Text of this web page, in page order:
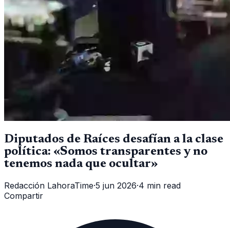
Diputados de Raíces desafían a la clase
política: «Somos transparentes y no
tenemos nada que ocultar»
Redacción LahoraTime·5 jun 2026·4 min read
Compartir